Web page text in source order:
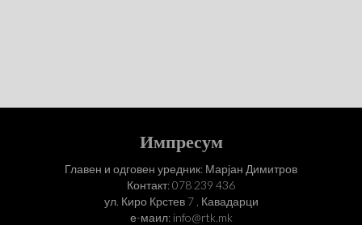
Импресум
Главен и одговен уредник: Марјан Димитров
Контакт: 078 239 436
ул. Киро Крстев 7 , Кавадарци
е-маил: info@rtk.mk